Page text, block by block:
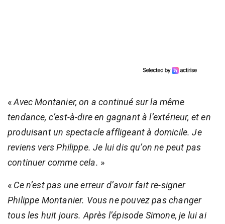
«Avec Montanier, on a continué sur la même
tendance, c’est-à-dire en gagnant à l’extérieur, et en
produisant un spectacle affligeant à domicile. Je
reviens vers Philippe. Je lui dis qu’on ne peut pas
continuer comme cela. »
« Ce n’est pas une erreur d’avoir fait re-signer
Philippe Montanier. Vous ne pouvez pas changer
tous les huit jours. Après l’épisode Simone, je lui ai